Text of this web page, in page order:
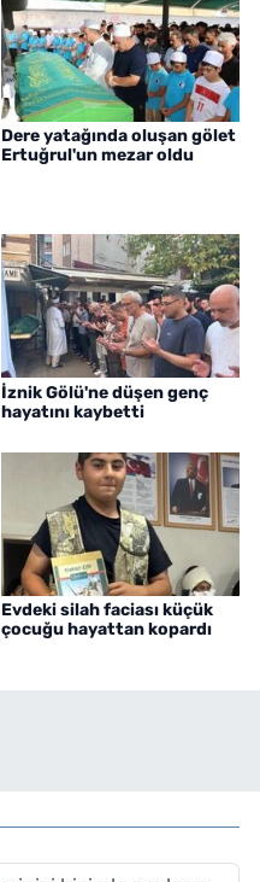
Dere yatağında oluşan gölet
Ertuğrul'un mezar oldu
İznik Gölü'ne düşen genç
hayatını kaybetti
Evdeki silah faciası küçük
çocuğu hayattan kopardı